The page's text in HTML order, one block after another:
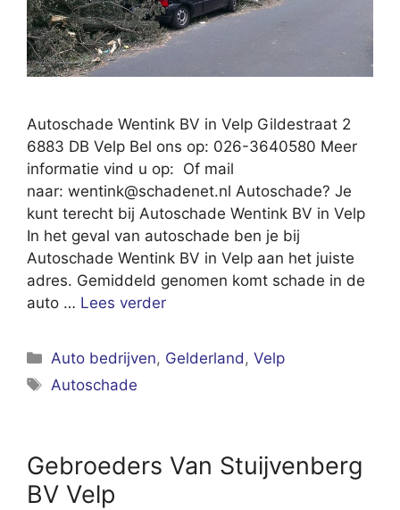
Autoschade Wentink BV in Velp Gildestraat 2
6883 DB Velp Bel ons op: 026-3640580 Meer
informatie vind u op: Of mail
naar: wentink@schadenet.nl Autoschade? Je
kunt terecht bij Autoschade Wentink BV in Velp
In het geval van autoschade ben je bij
Autoschade Wentink BV in Velp aan het juiste
adres. Gemiddeld genomen komt schade in de
auto … Lees verder
Categorieën
Auto bedrijven, Gelderland ,Velp
Tags
Autoschade
Gebroeders Van Stuijvenberg
BV Velp